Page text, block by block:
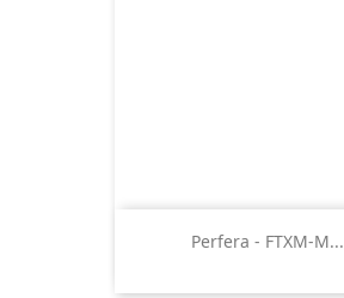
Perfera - FTXM-M...